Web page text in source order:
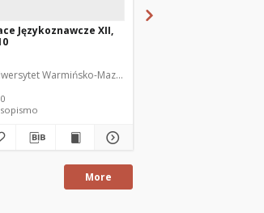
Językoznawcze XII,
Warmińsko-Mazurski
More